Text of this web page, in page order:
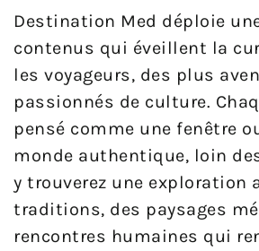
Destination Med déploie
contenus qui éveillent la
les voyageurs, des plus
passionnés de culture.
pensé comme une fenêtre
monde authentique, loin
y trouverez une exploration
traditions, des paysages
rencontres humaines qui